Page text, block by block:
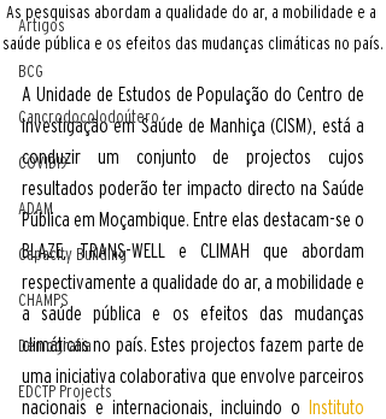
Artigos
BCG
Cancrodocolodoútero
COVID19
ADAM
Capacity Building
CHAMPS
Demografia
EDCTP Projects
As pesquisas abordam a qualidade do ar, a mobilidade e a
saúde pública e os efeitos das mudanças climáticas no país.
A Unidade de Estudos de População do Centro de
Investigação em Saúde de Manhiça (CISM), está a
conduzir um conjunto de projectos cujos
resultados poderão ter impacto directo na Saúde
Pública em Moçambique. Entre elas destacam-se o
BLAZE, TRANS-WELL e CLIMAH que abordam
respectivamente a qualidade do ar, a mobilidade e
a saúde pública e os efeitos das mudanças
climáticas no país. Estes projectos fazem parte de
uma iniciativa colaborativa que envolve parceiros
nacionais e internacionais, incluindo o Instituto